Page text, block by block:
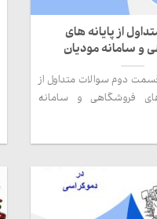
از پایانه های
و سامانه مودیان
دوم سوالات متداول از
فروشگاهی و سامانه